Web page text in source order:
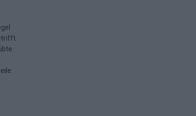
Café, neue Westernstadt: Der Europa-Park 2026 setzt auf viele
problematisch, Deutschland strukturell gescheitert – das